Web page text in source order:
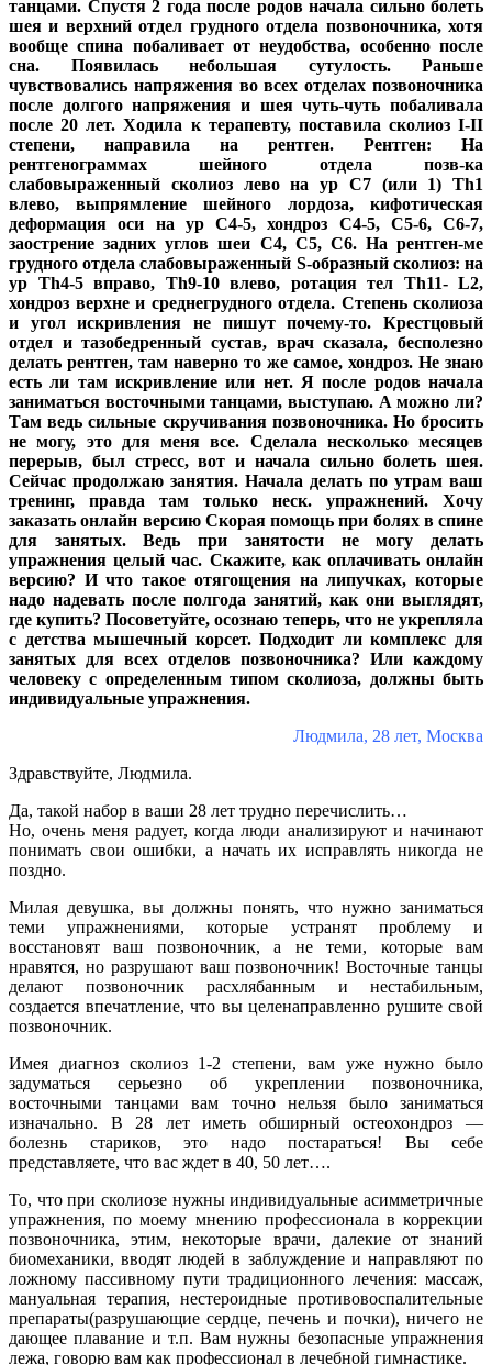
танцами. Спустя 2 года после родов начала сильно болеть
шея и верхний отдел грудного отдела позвоночника, хотя
вообще спина побаливает от неудобства, особенно после
сна. Появилась небольшая сутулость. Раньше
чувствовались напряжения во всех отделах позвоночника
после долгого напряжения и шея чуть-чуть побаливала
после 20 лет. Ходила к терапевту, поставила сколиоз I-II
степени, направила на рентген. Рентген: На
рентгенограммах шейного отдела позв-ка
слабовыраженный сколиоз лево на ур С7 (или 1) Th1
влево, выпрямление шейного лордоза, кифотическая
деформация оси на ур C4-5, хондроз C4-5, C5-6, C6-7,
заострение задних углов шеи C4, C5, С6. На рентген-ме
грудного отдела слабовыраженный S-образный сколиоз: на
ур Th4-5 вправо, Th9-10 влево, ротация тел Th11- L2,
хондроз верхне и среднегрудного отдела. Степень сколиоза
и угол искривления не пишут почему-то. Крестцовый
отдел и тазобедренный сустав, врач сказала, бесполезно
делать рентген, там наверно то же самое, хондроз. Не знаю
есть ли там искривление или нет. Я после родов начала
заниматься восточными танцами, выступаю. А можно ли?
Там ведь сильные скручивания позвоночника. Но бросить
не могу, это для меня все. Сделала несколько месяцев
перерыв, был стресс, вот и начала сильно болеть шея.
Сейчас продолжаю занятия. Начала делать по утрам ваш
тренинг, правда там только неск. упражнений. Хочу
заказать онлайн версию Скорая помощь при болях в спине
для занятых. Ведь при занятости не могу делать
упражнения целый час. Скажите, как оплачивать онлайн
версию? И что такое отягощения на липучках, которые
надо надевать после полгода занятий, как они выглядят,
где купить? Посоветуйте, осознаю теперь, что не укрепляла
с детства мышечный корсет. Подходит ли комплекс для
занятых для всех отделов позвоночника? Или каждому
человеку с определенным типом сколиоза, должны быть
индивидуальные упражнения.
Людмила, 28 лет, Москва
Здравствуйте, Людмила.
Да, такой набор в ваши 28 лет трудно перечислить…
Но, очень меня радует, когда люди анализируют и начинают
понимать свои ошибки, а начать их исправлять никогда не
поздно.
Милая девушка, вы должны понять, что нужно заниматься
теми упражнениями, которые устранят проблему и
восстановят ваш позвоночник, а не теми, которые вам
нравятся, но разрушают ваш позвоночник! Восточные танцы
делают позвоночник расхлябанным и нестабильным,
создается впечатление, что вы целенаправленно рушите свой
позвоночник.
Имея диагноз сколиоз 1-2 степени, вам уже нужно было
задуматься серьезно об укреплении позвоночника,
восточными танцами вам точно нельзя было заниматься
изначально. В 28 лет иметь обширный остеохондроз —
болезнь стариков, это надо постараться! Вы себе
представляете, что вас ждет в 40, 50 лет….
То, что при сколиозе нужны индивидуальные асимметричные
упражнения, по моему мнению профессионала в коррекции
позвоночника, этим, некоторые врачи, далекие от знаний
биомеханики, вводят людей в заблуждение и направляют по
ложному пассивному пути традиционного лечения: массаж,
мануальная терапия, нестероидные противовоспалительные
препараты(разрушающие сердце, печень и почки), ничего не
дающее плавание и т.п. Вам нужны безопасные упражнения
лежа, говорю вам как профессионал в лечебной гимнастике.